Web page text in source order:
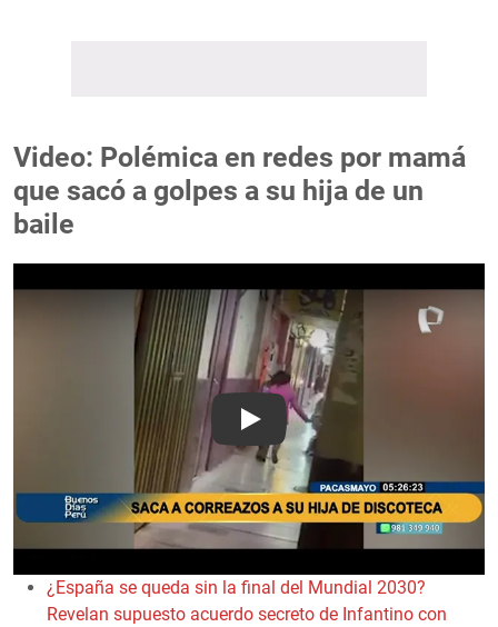
Video: Polémica en redes por mamá
que sacó a golpes a su hija de un
baile
Play
¿España se queda sin la final del Mundial 2030?
Revelan supuesto acuerdo secreto de Infantino con